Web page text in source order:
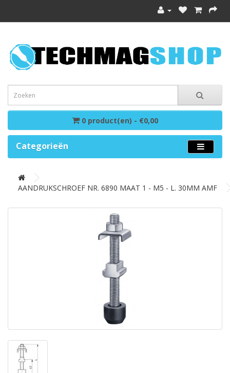
0 product(en) - €0,00
Categorieën
AANDRUKSCHROEF NR. 6890 MAAT 1 - M5 - L. 30MM AMF